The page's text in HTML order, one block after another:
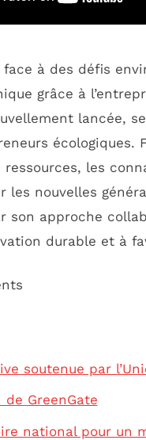
à des défis
grâce à
lancée,
écologiques.
les
les nouvelles
son approche
durable et à
soutenue par
de GreenGate
national pour un